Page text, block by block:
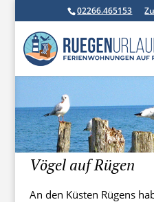
02266.465153
Vögel auf Rügen
An den Küsten Rügens